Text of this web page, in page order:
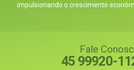
impulsionando o crescimento
Fale
45 99920-